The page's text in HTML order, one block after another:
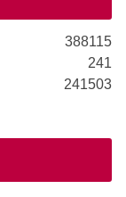
388115
241
241503